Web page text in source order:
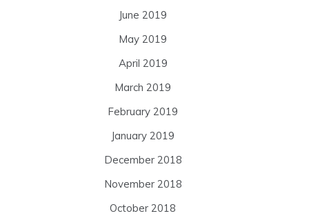
June 2019
May 2019
April 2019
March 2019
February 2019
January 2019
December 2018
November 2018
October 2018